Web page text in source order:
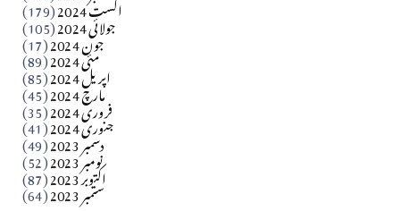
اگست 2024 (179) جولائی 2024 (105) جون 2024 (17) مئی 2024 (89) اپریل 2024 (85) مارچ 2024 (45) فروری 2024 (35) جنوری 2024 (41) دسمبر 2023 (49) نومبر 2023 (52) اکتوبر 2023 (87) ستمبر 2023 (64)